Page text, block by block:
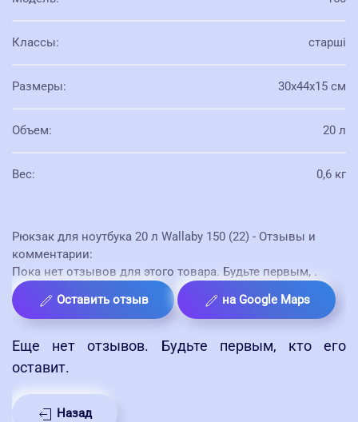
Классы: старші
Размеры: 30х44х15 см
Объем: 20 л
Вес: 0,6 кг
Рюкзак для ноутбука 20 л Wallaby 150 (22) - Отзывы и
комментарии:
Пока нет отзывов для этого товара. Будьте первым, .
Оставить отзыв
на Google Maps
Еще нет отзывов. Будьте первым, кто его
оставит.
Назад